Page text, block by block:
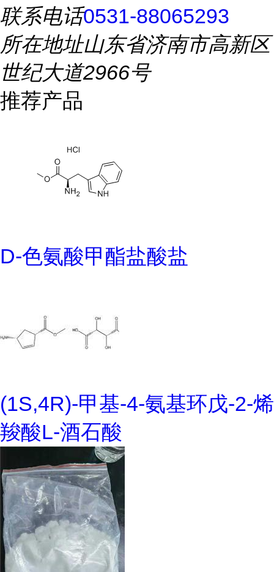
联系电话0531-88065293
所在地址山东省济南市高新区
世纪大道2966号
推荐产品
D-色氨酸甲酯盐酸盐
(1S,4R)-甲基-4-氨基环戊-2-烯
羧酸L-酒石酸